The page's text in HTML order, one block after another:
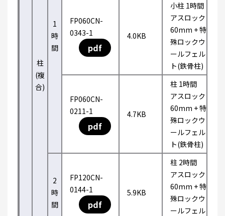
柱
(複
合)
1
時
間
FP060CN-
0343-1
pdf
4.0KB
小柱 1時間
アスロック
60mm + 特
殊ロックウ
ールフェル
ト(鉄骨柱)
FP060CN-
0211-1
pdf
4.7KB
柱 1時間
アスロック
60mm + 特
殊ロックウ
ールフェル
ト(鉄骨柱)
2
時
間
FP120CN-
0144-1
pdf
5.9KB
柱 2時間
アスロック
60mm + 特
殊ロックウ
ールフェル